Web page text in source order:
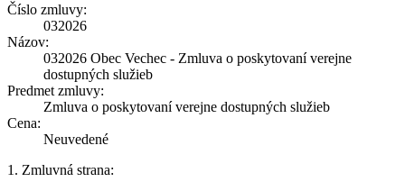
Číslo zmluvy:
032026
Názov:
032026 Obec Vechec - Zmluva o poskytovaní verejne
dostupných služieb
Predmet zmluvy:
Zmluva o poskytovaní verejne dostupných služieb
Cena:
Neuvedené
1. Zmluvná strana: